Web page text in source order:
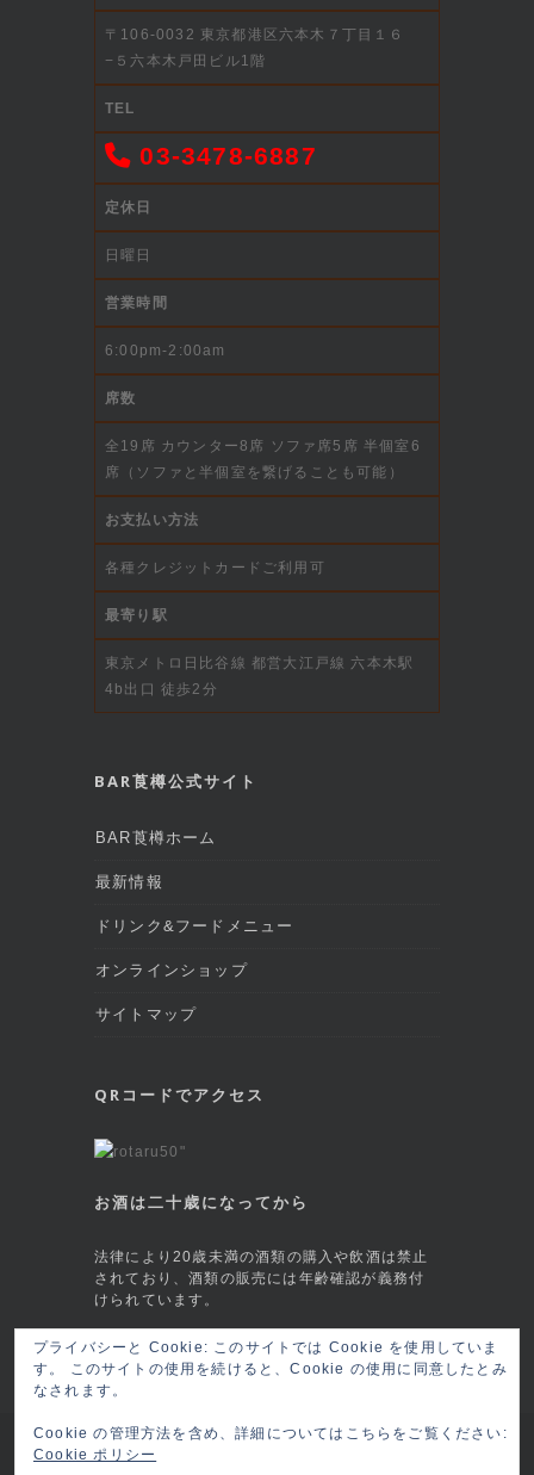
〒106-0032 東京都港区六本木７丁目１６
−５六本木戸田ビル1階
TEL
03-3478-6887
定休日
日曜日
営業時間
6:00pm-2:00am
席数
全19席 カウンター8席 ソファ席5席 半個室6
席（ソファと半個室を繋げることも可能）
お支払い方法
各種クレジットカードご利用可
最寄り駅
東京メトロ日比谷線 都営大江戸線 六本木駅
4b出口 徒歩2分
BAR莨樽公式サイト
BAR莨樽ホーム
最新情報
ドリンク&フードメニュー
オンラインショップ
サイトマップ
QRコードでアクセス
お酒は二十歳になってから
法律により20歳未満の酒類の購入や飲酒は禁止
されており、酒類の販売には年齢確認が義務付
けられています。
This site is protected by reCAPTCHA and
the GooglePrivacy PolicyandTerms of
Service
Copyright © 2026 六本木 BAR莨樽(ロウタル/
ロータル) RO-TARU Roppongi, Tokyo
プライバシーと Cookie: このサイトでは Cookie を使用していま
す。 このサイトの使用を続けると、Cookie の使用に同意したとみ
なされます。
Cookie の管理方法を含め、詳細についてはこちらをご覧ください:
Cookie ポリシー